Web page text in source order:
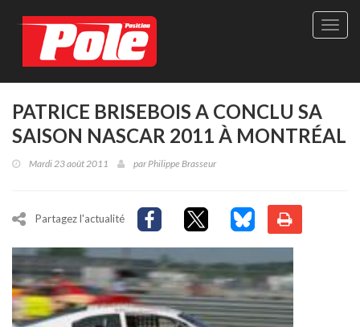
Site
Le
PATRICE BRISEBOIS A CONCLU SA
SAISON NASCAR 2011 À MONTRÉAL
Mardi 23 août 2011 parPhilippe Brasseur
Partagez l'actualité